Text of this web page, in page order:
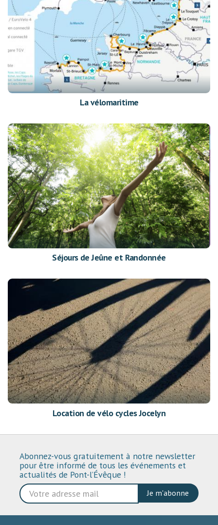
La vélomaritime
Séjours de Jeûne et Randonnée
Location de vélo cycles Jocelyn
Abonnez-vous gratuitement à notre newsletter
pour être informé de tous les événements et
actualités de Pont-l’Évêque !
Je m'abonne